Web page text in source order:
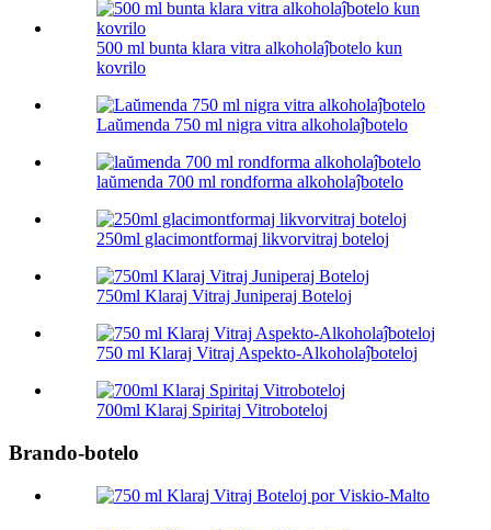
500 ml bunta klara vitra alkoholaĵbotelo kun
kovrilo
Laŭmenda 750 ml nigra vitra alkoholaĵbotelo
laŭmenda 700 ml rondforma alkoholaĵbotelo
250ml glacimontformaj likvorvitraj boteloj
750ml Klaraj Vitraj Juniperaj Boteloj
750 ml Klaraj Vitraj Aspekto-Alkoholaĵboteloj
700ml Klaraj Spiritaj Vitroboteloj
Brando-botelo